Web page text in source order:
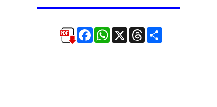
FacebookWhatsApp
X ThreadsCompartir